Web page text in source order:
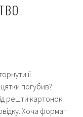
її
погубив?
решти картонок
Хоча формат